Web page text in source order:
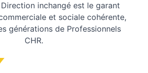
inchangé est le garant
et sociale cohérente,
générations de Professionnels
CHR.